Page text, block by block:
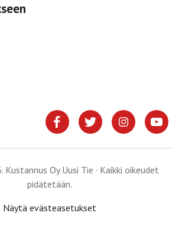
Kustannus Oy Uusi Tie · Kaikki oikeudet
pidätetään.
Näytä evästeasetukset